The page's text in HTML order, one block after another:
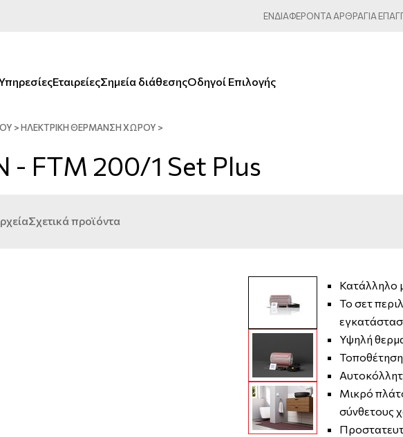
ΕΝΔΙΑΦΕΡΟΝΤΑ ΑΡΘΡΑΓΙΑ
ΕταιρείεςΣημεία διάθεσηςΟδηγοί Επιλογής
>ΗΛΕΚΤΡΙΚΉ ΘΈΡΜΑΝΣΗ ΧΏΡΟΥ >
- FTM 200/1 Set Plus
Σχετικά προϊόντα
Κατάλληλο
Το σετ
Υψηλή
Μικρό
σύνθετους